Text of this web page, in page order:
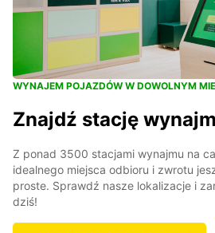
WYNAJEM POJAZDÓW W DOWOLNYM
Znajdź stację
Z ponad 3500 stacjami wynajmu na
idealnego miejsca odbioru i zwrotu
proste. Sprawdź nasze lokalizacje i
dziś!